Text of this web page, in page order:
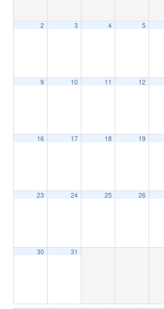
2 3 4 5
9 10 11 12
16 17 18 19
23 24 25 26
30 31